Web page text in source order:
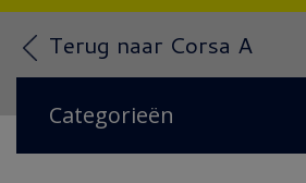
Terug naar Corsa A
Categorieën
NIEUW IN 2026(108)